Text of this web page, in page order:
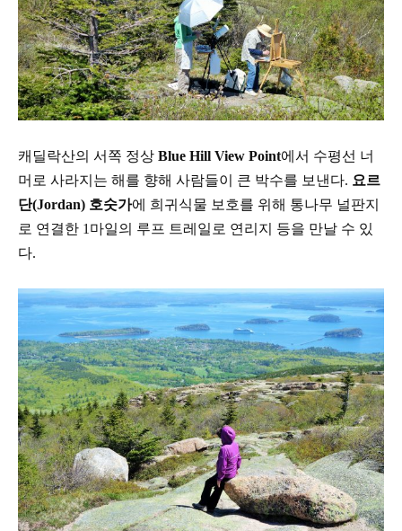
캐딜락산의 서쪽 정상 Blue Hill View Point에서 수평선 너
머로 사라지는 해를 향해 사람들이
큰 박수를 보낸다. 요르
단(Jordan) 호숫가에 희귀식물 보호를 위해 통나무 널판지
로 연결한 1 마일의 루프 트레일로 연리지 등을 만날 수 있
다.